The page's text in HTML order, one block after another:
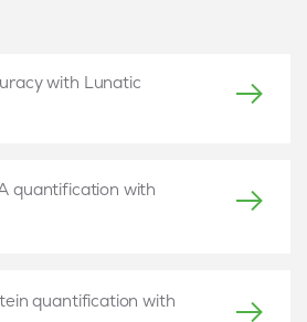
with Lunatic
quantification with
quantification with